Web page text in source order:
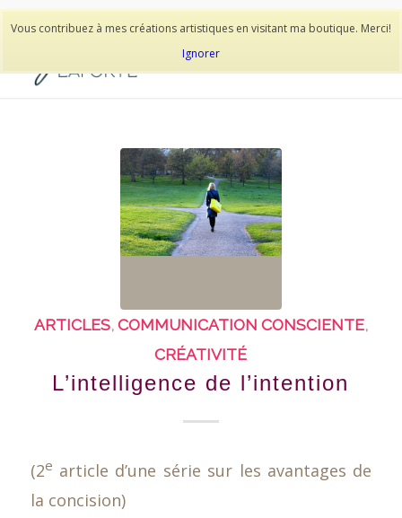
Vous contribuez à mes créations artistiques en visitant ma boutique. Merci!
Ignorer
514-278-9938
ARTICLES,COMMUNICATION CONSCIENTE,
CRÉATIVITÉ
L’intelligence de l’intention
(2e article d’une série sur les avantages de
la concision)